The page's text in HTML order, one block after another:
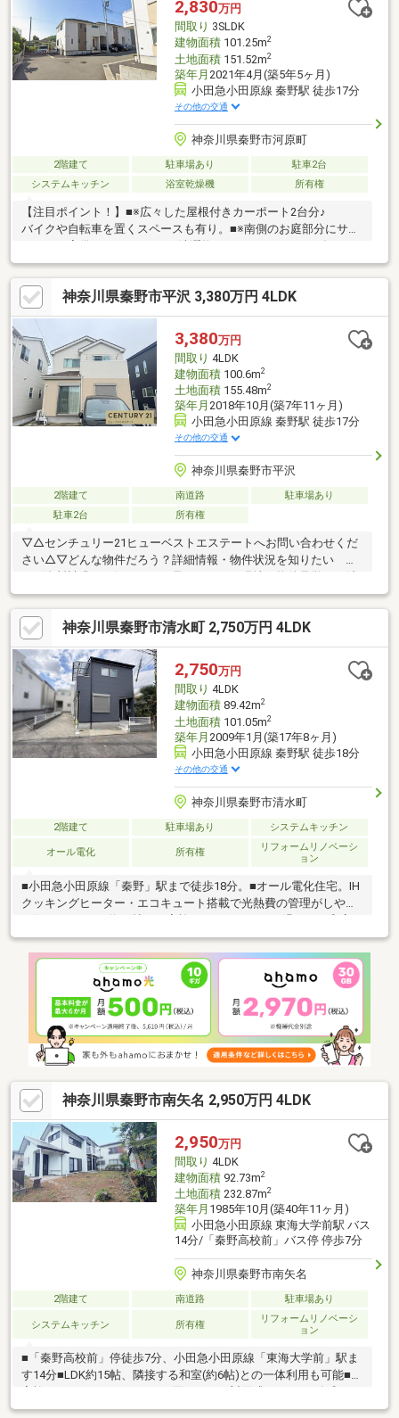
■2024年2月、外壁塗装済み。■周辺環境・せりざわ緑地まで徒歩3
分(約240m)
2,830万円
間取り 3SLDK
建物面積101.25m2
土地面積151.52m2
築年月 2021年4月(築5年5ヶ月)
小田急小田原線 秦野駅 徒歩17分
その他の交通
神奈川県秦野市河原町
2階建て 駐車場あり
駐車2台
システムキッチン
浴室乾燥機 所有権
【注目ポイント！】■※広々した屋根付きカーポート2台分♪
バイクや自転車を置くスペースも有り。■※南側のお庭部分にサン
分譲された綺麗な中古邸宅♪■※分譲地内はとても綺麗で住環境良
好♪■※全室6帖以上の広々した間取りに大型の納戸収納付き♪■※約
21.4帖のLDKには4帖分の畳コーナーを設置♪●※現在賃貸居住中で
すが室内のご内覧が可能です！●※現地案内会／住宅ローン無料相
談会受付中
神奈川県秦野市平沢 3,380万円 4LDK
3,380万円
間取り 4LDK
建物面積100.6m2
土地面積155.48m2
築年月 2018年10月(築7年11ヶ月)
小田急小田原線 秦野駅 徒歩17分
その他の交通
神奈川県秦野市平沢
2階建て 南道路
駐車場あり
駐車2台
所有権
▽△センチュリー21ヒューベストエステートへお問い合わせくだ
さい△▽どんな物件だろう？詳細情報・物件状況を知りたい
望 →〈見学予約する〉お電話でのお問い合わせも大歓迎です！
◆物件探し・住宅ローンのお悩みはありませんか？「どうやって
物件を探したらいいのか分からない…」「住宅ローンが不安…」お
客様の理想の住まいを“一緒に”お探しします！住まい探しのご不
安なことは、ぜひ当社までご相談ください！◆小田原店：小田原
市成田170-1、平塚店：平塚市四之宮2-9-25
神奈川県秦野市清水町 2,750万円 4LDK
2,750万円
間取り 4LDK
建物面積89.42m2
土地面積101.05m2
築年月 2009年1月(築17年8ヶ月)
小田急小田原線 秦野駅 徒歩18分
その他の交通
神奈川県秦野市清水町
2階建て 駐車場あり システムキッチン
オール電化 所有権
リフォームリノベーシ
ョン
■小田急小田原線「秦野」駅まで徒歩18分。■オール電化住宅。IH
クッキングヒーター・エコキュート搭載で光熱費の管理がしやす
隣接しています。■洗面室はLDK・ホールの2WAYアクセスで家事
動線スムーズ。■各洋室と和室、ホールに収納スペースがありま
す。◆リフォーム内容◆【水廻り】システムキッチン・ユニット
バス・洗面台・トイレ・エコキュート交換【内装】全室クロス貼
替・クッションフロア施工・畳表替・木部塗装 他【外装】外壁・
屋根塗装◆周辺環境◆・秦野市立みどりこども園：徒歩6分・ヨ
ークフーズ秦野緑町店：徒歩9分
神奈川県秦野市南矢名 2,950万円 4LDK
2,950万円
間取り 4LDK
建物面積92.73m2
土地面積232.87m2
築年月 1985年10月(築40年11ヶ月)
小田急小田原線 東海大学前駅 バス
14分/「秦野高校前」バス停 停歩7分
神奈川県秦野市南矢名
2階建て 南道路 駐車場あり
システムキッチン 所有権
リフォームリノベーシ
ョン
■「秦野高校前」停徒歩7分、小田急小田原線「東海大学前」駅ま
す14分■LDK約15帖、隣接する和室(約6帖)との一体利用も可能■ご
室・洋室に収納が備わっています■洗濯物や布団干しに便利な南